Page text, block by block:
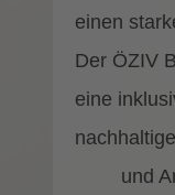
einen
Der ÖZIV
eine
und